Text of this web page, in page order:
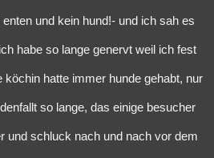
und kein hund!- und ich sah es
habe so lange genervt weil ich fest
köchin hatte immer hunde gehabt, nur
so lange, das einige besucher
und schluck nach und nach vor dem